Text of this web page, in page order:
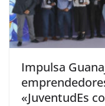
Impulsa
«JuventudEs